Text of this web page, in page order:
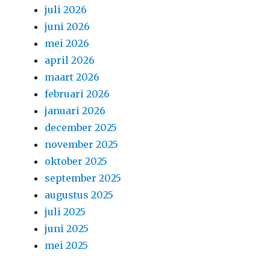
juli 2026
juni 2026
mei 2026
april 2026
maart 2026
februari 2026
januari 2026
december 2025
november 2025
oktober 2025
september 2025
augustus 2025
juli 2025
juni 2025
mei 2025